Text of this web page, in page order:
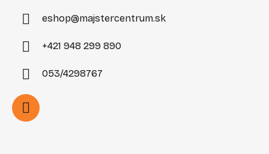
eshop@majstercentrum.sk
+421 948 299 890
053/4298767